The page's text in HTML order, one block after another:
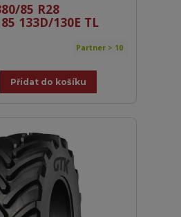
85 R28
85 133D/130E TL
Partner > 10
Přidat do košíku